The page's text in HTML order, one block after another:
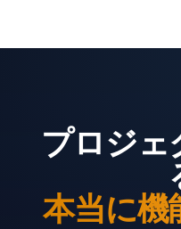
プロジェ
本当に機